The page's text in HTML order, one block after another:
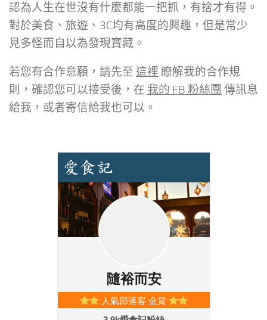
認為人生在世沒有什麼都能一把抓，有捨才有得。
對於美食、旅遊、3C均有高度的興趣，但是常少
見多怪而自以為發現寶藏。
若您有合作意願，請先至 這裡 瞭解我的合作規
則，確認您可以接受後，在 我的 FB 粉絲團 傳訊息
給我，或者寄信給我也可以。